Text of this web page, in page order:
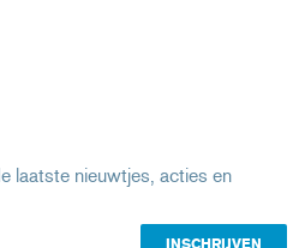
laatste nieuwtjes, acties en